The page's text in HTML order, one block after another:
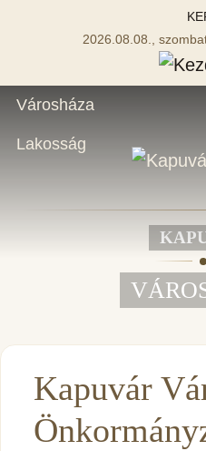
2026.08.08.,
Városháza
Lakosság
Kapuvár